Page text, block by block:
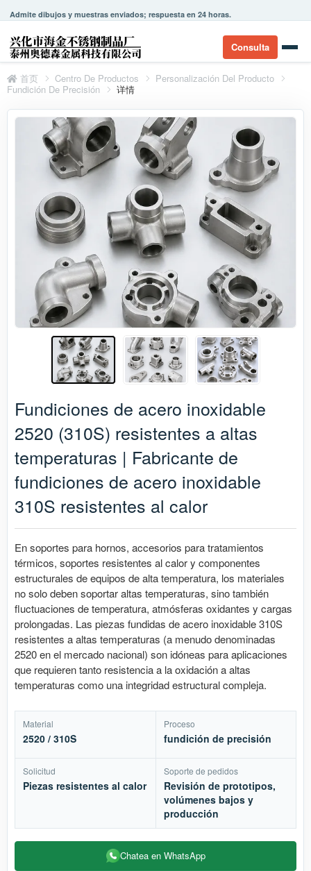
Admite dibujos y muestras enviados; respuesta en 24 horas.
Consulta
首页 Centro De Productos
Personalización Del Producto
Fundición De Precisión
详情
Fundiciones de acero inoxidable
2520 (310S) resistentes a altas
temperaturas | Fabricante de
fundiciones de acero inoxidable
310S resistentes al calor
En soportes para hornos, accesorios para tratamientos
térmicos, soportes resistentes al calor y componentes
estructurales de equipos de alta temperatura, los materiales
no solo deben soportar altas temperaturas, sino también
fluctuaciones de temperatura, atmósferas oxidantes y cargas
prolongadas. Las piezas fundidas de acero inoxidable 310S
resistentes a altas temperaturas (a menudo denominadas
2520 en el mercado nacional) son idóneas para aplicaciones
que requieren tanto resistencia a la oxidación a altas
temperaturas como una integridad estructural compleja.
Material
2520 / 310S
Proceso
fundición de precisión
Solicitud
Piezas resistentes al calor
Soporte de pedidos
Revisión de prototipos,
volúmenes bajos y
producción
Chatea en WhatsApp